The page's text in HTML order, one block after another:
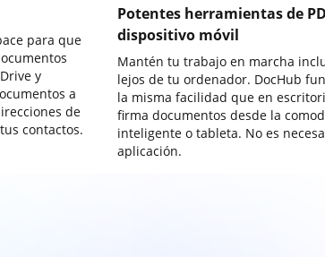
para que
y
a
de
contactos.
Potentes herramientas de
dispositivo móvil
Mantén tu trabajo en marcha
lejos de tu ordenador. DocHub
la misma facilidad que en
firma documentos desde la
inteligente o tableta. No es
aplicación.